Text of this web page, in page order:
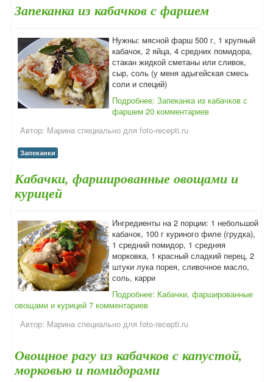
Запеканка из кабачков с фаршем
Нужны: мясной фарш 500 г, 1 крупный
кабачок, 2 яйца, 4 средних помидора,
стакан жидкой сметаны или сливок,
сыр, соль (у меня адыгейская смесь
соли и специй)
Подробнее: Запеканка из кабачков с
фаршем 20 комментариев
Автор: Марина специально для foto-recepti.ru
Запеканки
Кабачки, фаршированные овощами и
курицей
Ингредиенты на 2 порции: 1 небольшой
кабачок, 100 г куриного филе (грудка),
1 средний помидор, 1 средняя
морковка, 1 красный сладкий перец, 2
штуки лука порея, сливочное масло,
соль, карри
Подробнее: Кабачки, фаршированные
овощами и курицей 7 комментариев
Автор: Марина специально для foto-recepti.ru
Овощное рагу из кабачков с капустой,
морковью и помидорами